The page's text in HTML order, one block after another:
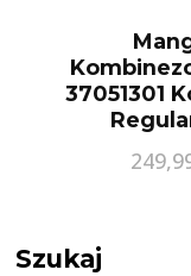
37051301
Szukaj